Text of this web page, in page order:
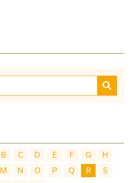
B C D E F G
H
M N O P Q R
S